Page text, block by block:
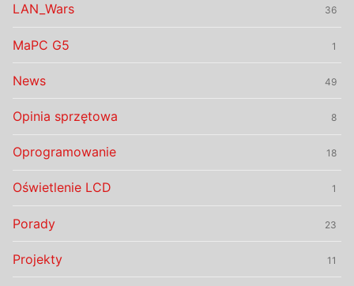
LAN_Wars 36
MaPC G5 1
News 49
Opinia sprzętowa 8
Oprogramowanie 18
Oświetlenie LCD 1
Porady 23
Projekty 11